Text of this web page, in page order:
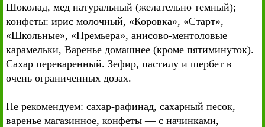
Шоколад, мед натуральный (желательно темный);
конфеты: ирис молочный, «Коровка», «Старт»,
«Школьные», «Премьера», анисово-ментоловые
карамельки, Варенье домашнее (кроме пятиминуток).
Сахар переваренный. Зефир, пастилу и шербет в
очень ограниченных дозах.
Не рекомендуем: сахар-рафинад, сахарный песок,
варенье магазинное, конфеты — с начинками,